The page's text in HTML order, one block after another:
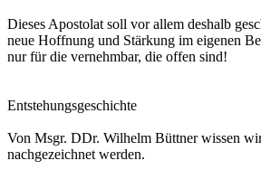
Dieses Apostolat soll vor allem deshalb
neue Hoffnung und Stärkung im eigenen
nur für die vernehmbar, die offen sind!
Entstehungsgeschichte
Von Msgr. DDr. Wilhelm Büttner wissen
nachgezeichnet werden.